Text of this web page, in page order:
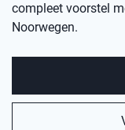
compleet voorstel
Noorwegen.